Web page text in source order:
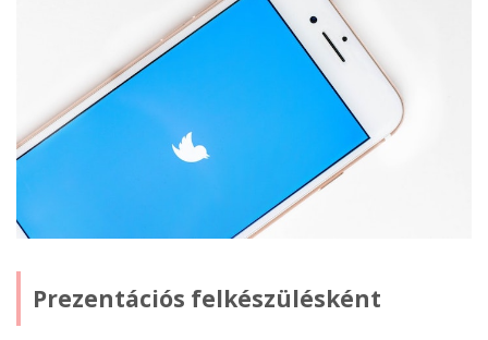
Prezentációs felkészülésként